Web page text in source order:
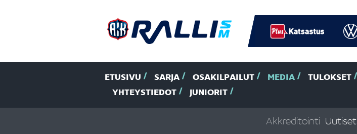
ETUSIVU SARJA OSAKILPAILUT MEDIA TULOKSET
YHTEYSTIEDOT
JUNIORIT
Akkreditointi Uutiset